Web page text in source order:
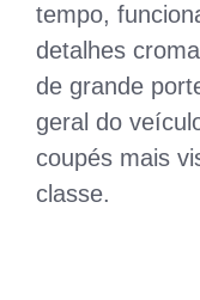
tempo,
detalhes
de grande
geral do
coupés mais
classe.